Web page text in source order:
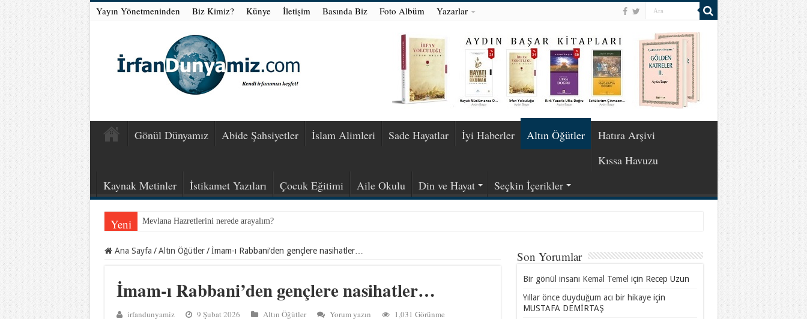
Yayın Yönetmeninden Biz Kimiz? Künye İletişim Basında Biz Foto Albüm Yazarlar
Gönül Dünyamız Abide Şahsiyetler İslam Alimleri Sade Hayatlar İyi Haberler Altın Öğütler
Hatıra Arşivi
Kıssa Havuzu
Kaynak Metinler
İstikamet Yazıları Çocuk Eğitimi Aile Okulu Din ve Hayat Seçkin İçerikler
Yeni Mevlana Hazretlerini nerede arayalım?
Ana Sayfa / Altın Öğütler / İmam-ı Rabbani’den gençlere nasihatler…
İmam-ı Rabbani’den gençlere nasihatler…
irfandunyamiz 9 Şubat 2026 Altın Öğütler Yorum yazın 1,031 Görünme
Son Yorumlar
Bir gönül insanı Kemal Temel için Recep Uzun
Yıllar önce duyduğum acı bir hikayeiçin
MUSTAFA DEMİRTAŞ